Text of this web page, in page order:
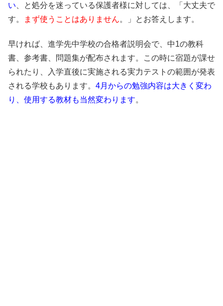
い 、と処分を迷っている保護者様に対しては、「大丈夫で
す。
まず使うことはありません。」とお答えします。
早ければ、進学先中学校の合格者説明会で、中1の教科
書、参考書、問題集が配布されます。この時に宿題が課せ
られたり、入学直後に実施される実力テストの範囲が発表
される学校もあります。 4月からの勉強内容は大きく変わ
り、使用する教材も当然変わります。